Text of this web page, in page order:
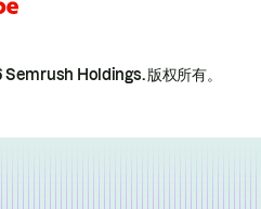
Semrush Holdings.版权所有。